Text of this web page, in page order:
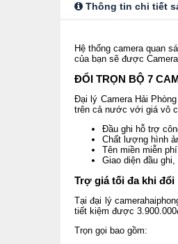
Thông tin chi tiết
Hệ thống camera quan
của bạn sẽ được
ĐỔI TRỌN BỘ 7
Đại lý Camera Hải
trên cả nước với giá vô
Đầu ghi hỗ trợ
Chất lượng hình
Tên miền miễn
Giao diện đầu
Trợ giá tối đa khi đổi
Tại đại lý
tiết kiệm được
Trọn gọi bao gồm: